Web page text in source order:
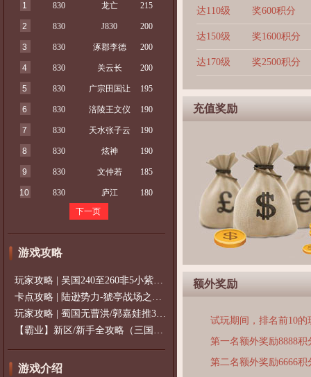
1
830 龙亡 215
2 830 J830 200
3 830 涿郡李德 200
4 830 关云长 200
5 830 广宗田国让 195
6 830 涪陵王文仪 190
7 830 天水张子云 190
8 830 炫神 190
9 830 文仲若 185
10 830 庐江
180
下一页
游戏攻略
玩家攻略 | 吴国240至260非5小紫过策免
卡点攻略 | 陆逊势力-猇亭战场之陆逊
玩家攻略 | 蜀国无曹洪/郭嘉娃推375级，
【霸业】新区/新手全攻略（三国通用）2
游戏介绍
达110级 奖600积分
达150级 奖1600积分
达170级 奖2500积分
充值奖励
额外奖励
试玩期间，排名前10
第一名额外奖励8888积
第二名额外奖励6666积